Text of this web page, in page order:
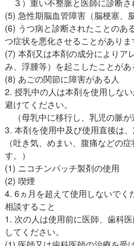
３）重い不整脈と医師に診断さ
(5) 急性期脳血管障害（脳梗塞、
(6) うつ病と診断されたことのあ
つ症状を悪化させることがありま
(7) 本剤又は本剤の成分によりア
み、浮腫等）を起こしたことがあ
(8) あごの関節に障害がある人
2. 授乳中の人は本剤を使用しな
避けてください。
（母乳中に移行し、乳児の脈が
3. 本剤を使用中及び使用直後は
（吐き気、めまい、腹痛などの
す。）
(1) ニコチンパッチ製剤の使用
(2) 喫煙
4. 6ヵ月を超えて使用しないでく
相談すること
1. 次の人は使用前に医師、歯科
してください。